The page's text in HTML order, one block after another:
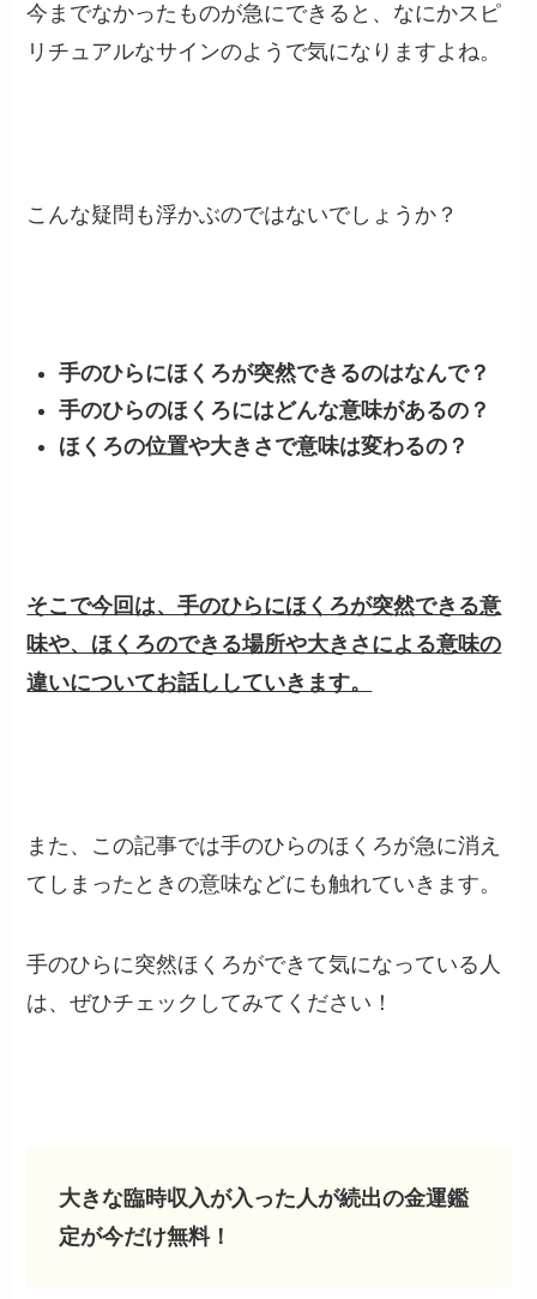
今までなかったものが急にできると、なにかスピ
リチュアルなサインのようで気になりますよね。
こんな疑問も浮かぶのではないでしょうか？
手のひらにほくろが突然できるのはなんで？
手のひらのほくろにはどんな意味があるの？
ほくろの位置や大きさで意味は変わるの？
そこで今回は、手のひらにほくろが突然できる意
味や、ほくろのできる場所や大きさによる意味の
違いについてお話ししていきます。
また、この記事では手のひらのほくろが急に消え
てしまったときの意味などにも触れていきます。
手のひらに突然ほくろができて気になっている人
は、ぜひチェックしてみてください！
大きな臨時収入が入った人が続出の金運鑑
定が今だけ無料！